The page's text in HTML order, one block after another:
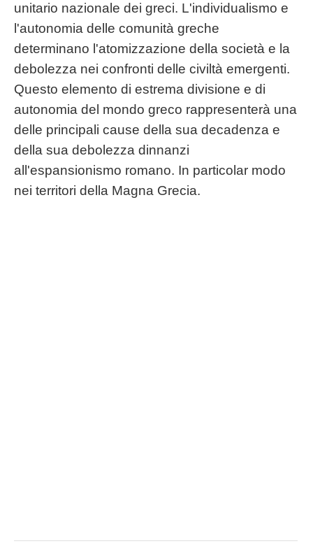
unitario nazionale dei greci. L'individualismo e
l'autonomia delle comunità greche
determinano l'atomizzazione della società e la
debolezza nei confronti delle civiltà emergenti.
Questo elemento di estrema divisione e di
autonomia del mondo greco rappresenterà una
delle principali cause della sua decadenza e
della sua debolezza dinnanzi
all'espansionismo romano. In particolar modo
nei territori della Magna Grecia.